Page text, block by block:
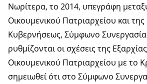
Νωρίτερα, το 2014, υπεγράφη
Οικουμενικού Πατριαρχείου και
Κυβερνήσεως, Σύμφωνο
ρυθμίζονται οι σχέσεις της
Οικουμενικού Πατριαρχείου με το
σημειωθεί ότι στο Σύμφωνο